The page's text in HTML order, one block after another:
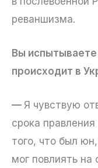
реваншизма.
Вы испытываете
происходит в
— Я чувствую
срока
того, что был
мог повлиять на